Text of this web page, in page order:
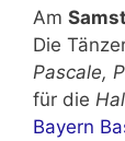
Am
Die
Pascale,
für die
Bayern